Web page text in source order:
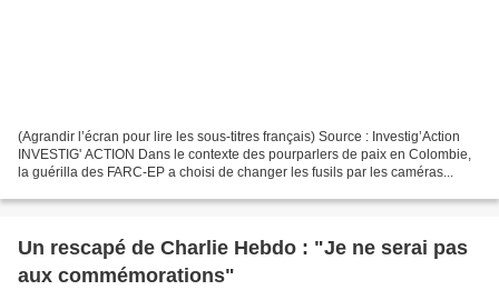
(Agrandir l’écran pour lire les sous-titres français) Source : Investig’Action
INVESTIG' ACTION Dans le contexte des pourparlers de paix en Colombie,
la guérilla des FARC-EP a choisi de changer les fusils par les caméras...
Un rescapé de Charlie Hebdo : "Je ne serai pas
aux commémorations"